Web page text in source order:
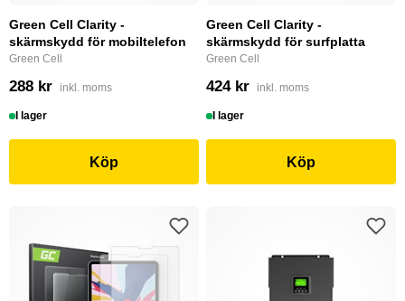
Green Cell Clarity -
skärmskydd för mobiltelefon
Green Cell
288 kr inkl. moms
I lager
Köp
Green Cell Clarity -
skärmskydd för surfplatta
Green Cell
424 kr inkl. moms
I lager
Köp